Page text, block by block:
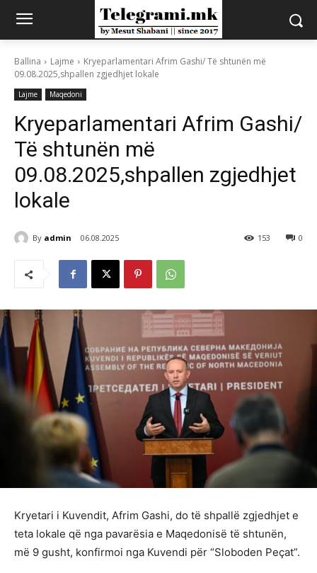
Ballina Lajme
Kryeparlamentari Afrim Gashi/ Të shtunën më
09.08.2025,shpallen zgjedhjet lokale
Lajme Maqedoni
Kryeparlamentari Afrim Gashi/
Të shtunën më
09.08.2025,shpallen zgjedhjet
lokale
By admin 06.08.2025 0
153
Kryetari i Kuvendit, Afrim Gashi, do të shpallë zgjedhjet e
teta lokale që nga pavarësia e Maqedonisë të shtunën,
më 9 gusht, konfirmoi nga Kuvendi për “Sloboden Peçat”.